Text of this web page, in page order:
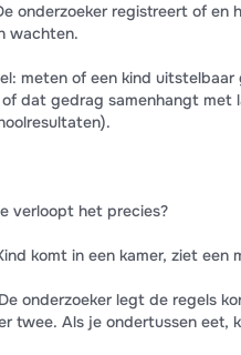
onderzoeker registreert of en
wachten.
meten of een kind
dat gedrag samenhangt met
verloopt het precies?
komt in een kamer, ziet een
onderzoeker legt de regels
twee. Als je ondertussen eet,